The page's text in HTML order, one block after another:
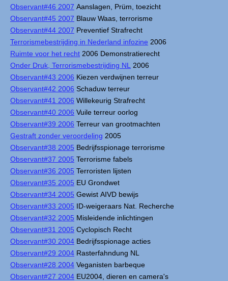
Observant#46 2007 Aanslagen, Prüm, toezicht
Observant#45 2007 Blauw Waas, terrorisme
Observant#44 2007 Preventief Strafrecht
Terrorismebestrijding in Nederland infozine 2006
Ruimte voor het recht 2006 Demonstratierecht
Onder Druk, Terrorismebestrijding NL
2006
Observant#43 2006 Kiezen verdwijnen terreur
Observant#42 2006 Schaduw terreur
Observant#41 2006 Willekeurig Strafrecht
Observant#40 2006 Vuile terreur oorlog
Observant#39 2006 Terreur van grootmachten
Gestraft zonder veroordeling 2005
Observant#38 2005 Bedrijfsspionage terrorisme
Observant#37 2005 Terrorisme fabels
Observant#36 2005 Terroristen lijsten
Observant#35 2005 EU Grondwet
Observant#34 2005 Gewist AIVD bewijs
Observant#33 2005 ID-weigeraars Nat. Recherche
Observant#32 2005 Misleidende inlichtingen
Observant#31 2005 Cyclopisch Recht
Observant#30 2004 Bedrijfsspionage acties
Observant#29 2004 Rasterfahndung NL
Observant#28 2004 Veganisten barbeque
Observant#27 2004 EU2004, dieren en camera's